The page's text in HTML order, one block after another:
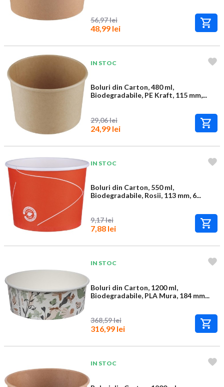
56,97 lei
48,99 lei
IN STOC
Boluri din Carton, 480 ml,
Biodegradabile, PE Kraft, 115 mm,...
29,06 lei
24,99 lei
IN STOC
Boluri din Carton, 550 ml,
Biodegradabile, Rosii, 113 mm, 6...
9,17 lei
7,88 lei
IN STOC
Boluri din Carton, 1200 ml,
Biodegradabile, PLA Mura, 184 mm...
368,59 lei
316,99 lei
IN STOC